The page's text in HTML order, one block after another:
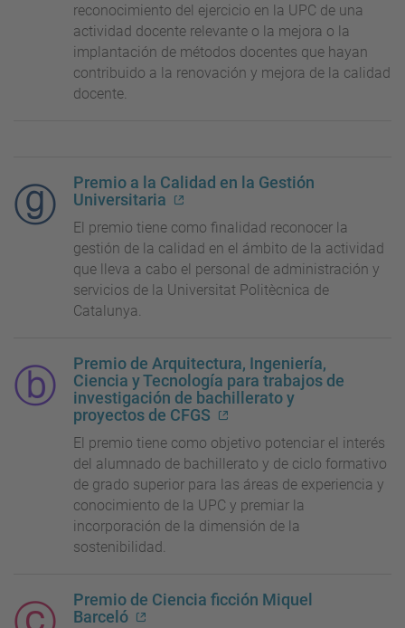
reconocimiento del ejercicio en la UPC de una
actividad docente relevante o la mejora o la
implantación de métodos docentes que hayan
contribuido a la renovación y mejora de la calidad
docente.
Premio a la Calidad en la Gestión
Universitaria
El premio tiene como finalidad reconocer la
gestión de la calidad en el ámbito de la actividad
que lleva a cabo el personal de administración y
servicios de la Universitat Politècnica de
Catalunya.
Premio de Arquitectura, Ingeniería,
Ciencia y Tecnología para trabajos de
investigación de bachillerato y
proyectos de CFGS
El premio tiene como objetivo potenciar el interés
del alumnado de bachillerato y de ciclo formativo
de grado superior para las áreas de experiencia y
conocimiento de la UPC y premiar la
incorporación de la dimensión de la
sostenibilidad.
Premio de Ciencia ficción Miquel
Barceló